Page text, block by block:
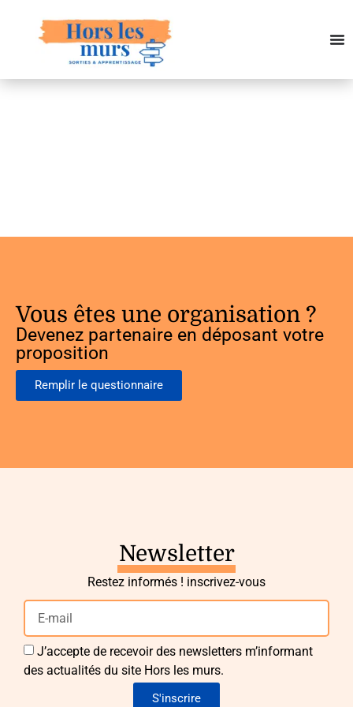
Vous êtes une organisation ?
Devenez partenaire en déposant votre
proposition
Remplir le questionnaire
Newsletter
Restez informés ! inscrivez-vous
J’accepte de recevoir des newsletters m’informant
des actualités du site Hors les murs.
S'inscrire